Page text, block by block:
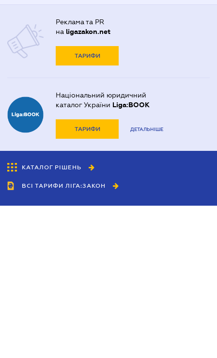
Реклама та PR
на ligazakon.net
ТАРИФИ
Національний юридичний
каталог України Liga:BOOK
ТАРИФИ ДЕТАЛЬНІШЕ
КАТАЛОГ РІШЕНЬ
ВСІ ТАРИФИ ЛІГА:ЗАКОН